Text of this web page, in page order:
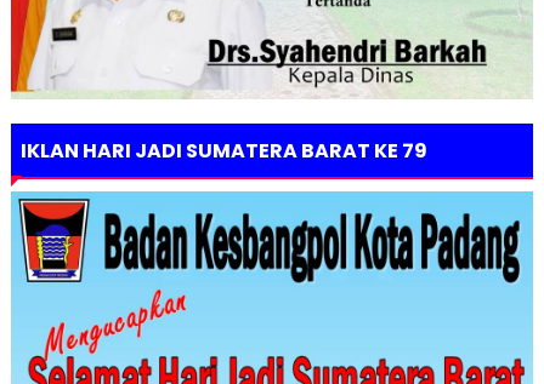
IKLAN HARI JADI SUMATERA BARAT KE 79